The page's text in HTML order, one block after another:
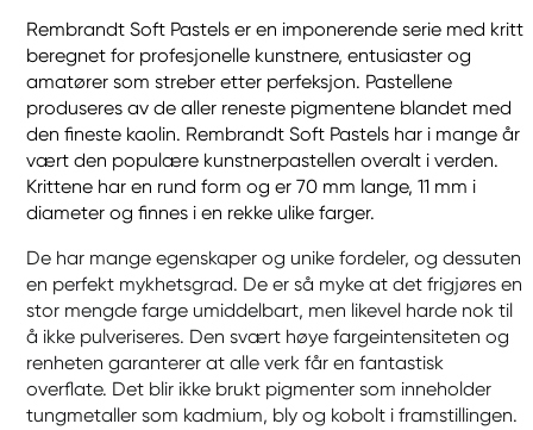
Rembrandt Soft Pastels er en imponerende serie med kritt
beregnet for profesjonelle kunstnere, entusiaster og
amatører som streber etter perfeksjon. Pastellene
produseres av de aller reneste pigmentene blandet med
den fineste kaolin. Rembrandt Soft Pastels har i mange år
vært den populære kunstnerpastellen overalt i verden.
Krittene har en rund form og er 70 mm lange, 11 mm i
diameter og finnes i en rekke ulike farger.
De har mange egenskaper og unike fordeler, og dessuten
en perfekt mykhetsgrad. De er så myke at det frigjøres en
stor mengde farge umiddelbart, men likevel harde nok til
å ikke pulveriseres. Den svært høye fargeintensiteten og
renheten garanterer at alle verk får en fantastisk
overflate. Det blir ikke brukt pigmenter som inneholder
tungmetaller som kadmium, bly og kobolt i framstillingen.